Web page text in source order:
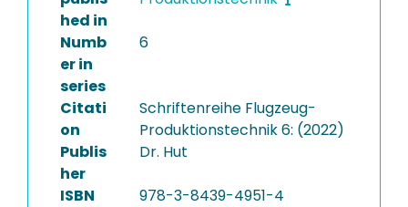
hed in
Numb
er in
series
6
Citati
on
Schriftenreihe Flugzeug-
Produktionstechnik 6: (2022)
Publis
her
Dr. Hut
ISBN 978-3-8439-4951-4